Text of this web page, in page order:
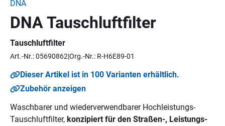
DNA
DNA Tauschluftfilter
Tauschluftfilter
Art.-Nr.: 05690862 Org.-Nr.: R-H6E89-01
Dieser Artikel ist in 100 Varianten erhältlich.
Zubehör anzeigen
Waschbarer und wiederverwendbarer Hochleistungs-
Tauschluftfilter, konzipiert für den Straßen-, Leistungs-